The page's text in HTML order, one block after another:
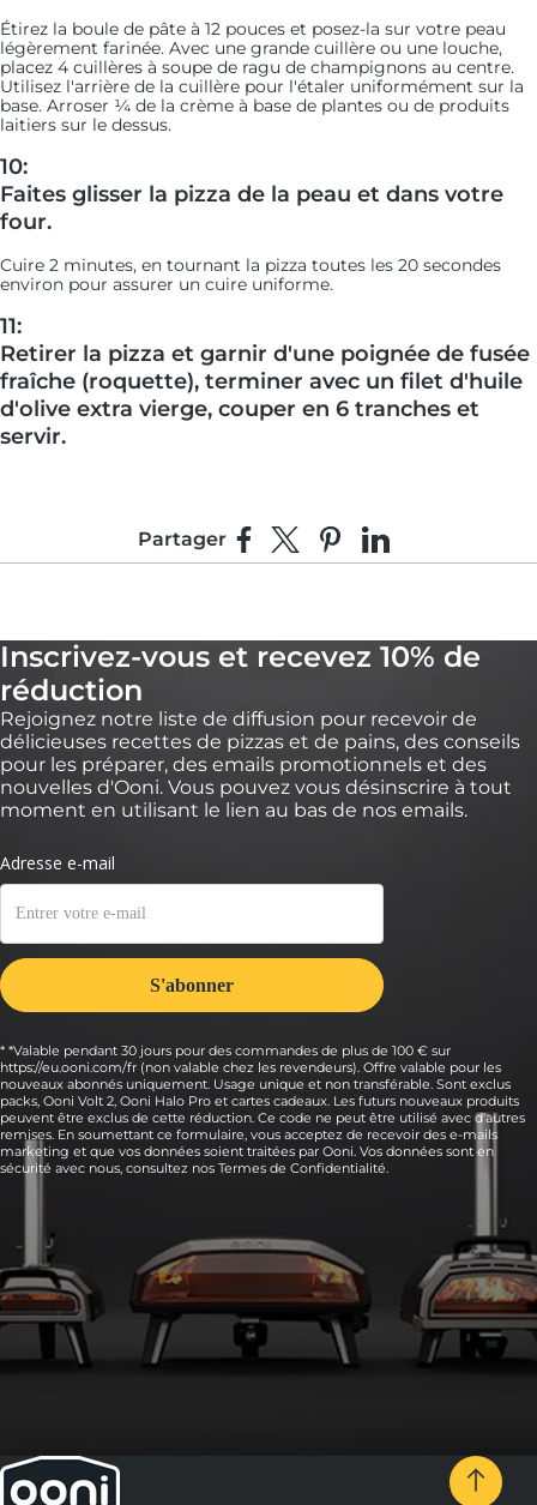
Étirez la boule de pâte à 12 pouces et posez-la sur votre peau
légèrement farinée. Avec une grande cuillère ou une louche,
placez 4 cuillères à soupe de ragu de champignons au centre.
Utilisez l'arrière de la cuillère pour l'étaler uniformément sur la
base. Arroser ¼ de la crème à base de plantes ou de produits
laitiers sur le dessus.
10:
Faites glisser la pizza de la peau et dans votre
four.
Cuire 2 minutes, en tournant la pizza toutes les 20 secondes
environ pour assurer un cuire uniforme.
11:
Retirer la pizza et garnir d'une poignée de fusée
fraîche (roquette), terminer avec un filet d'huile
d'olive extra vierge, couper en 6 tranches et
servir.
Partager Partager sur Facebook
Partager sur X
Épingler sur Pinterest
Partager sur
Inscrivez-vous et recevez 10% de
réduction
Rejoignez notre liste de diffusion pour recevoir de
délicieuses recettes de pizzas et de pains, des conseils
pour les préparer, des emails promotionnels et des
nouvelles d'Ooni. Vous pouvez vous désinscrire à tout
moment en utilisant le lien au bas de nos emails.
* *Valable pendant 30 jours pour des commandes de plus de 100 € sur
https://eu.ooni.com/fr (non valable chez les revendeurs). Offre valable pour les
nouveaux abonnés uniquement. Usage unique et non transférable. Sont exclus
packs, Ooni Volt 2, Ooni Halo Pro et cartes cadeaux. Les futurs nouveaux produits
peuvent être exclus de cette réduction. Ce code ne peut être utilisé avec d'autres
remises. En soumettant ce formulaire, vous acceptez de recevoir des e-mails
marketing et que vos données soient traitées par Ooni. Vos données sont en
sécurité avec nous, consultez nos Termes de Confidentialité.